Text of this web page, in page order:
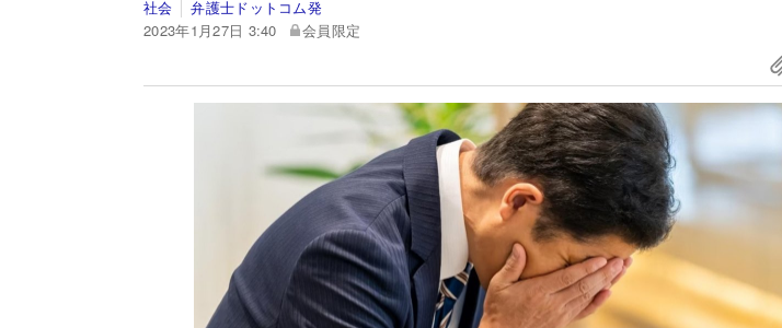
社会
弁護士ドットコム発
2023年1月27日 3:40
会員限定